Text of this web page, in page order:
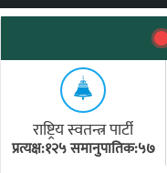
राष्ट्रिय स्वतन्त्र पार्टी
प्रत्यक्ष:१२५ समानुपातिक:५७